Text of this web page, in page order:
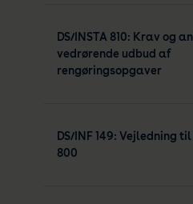
DS/INSTA 810: Krav og
vedrørende udbud af
rengøringsopgaver
DS/INF 149: Vejledning til
800